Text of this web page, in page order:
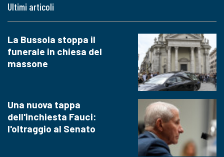
Ultimi articoli
La Bussola stoppa il
funerale in chiesa del
massone
Una nuova tappa
dell'inchiesta Fauci:
l'oltraggio al Senato